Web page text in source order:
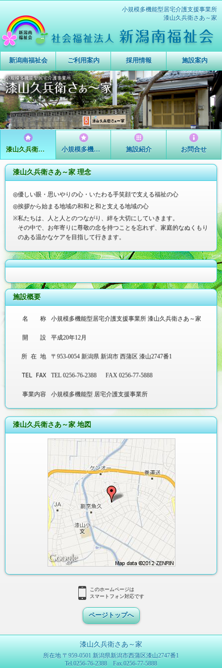
小規模多機能型居宅介護支援事業所
漆山久兵衛さあ～家
新潟南福祉会 ご利用案内 採用情報 施設案内
漆山久兵衛さあ～家トップ 小規模多機能とは 施設紹介 お問合せ
漆山久兵衛さあ～家 理念
◎優しい眼・思いやりの心・いたわる手笑顔で支える福祉の心
◎挨拶から始まる地域の和和と和と支える地域の心
※私たちは、人と人とのつながり、絆を大切にしていきます。
その中で、お年寄りに尊敬の念を持つことを忘れず、家庭的なぬくもり
のある温かなケアを目指して行きます。
施設概要
名 称 小規模多機能型居宅介護支援事業所 漆山久兵衛さあ～家
開 設 平成20年12月
所 在 地 〒953-0054 新潟県 新潟市 西蒲区 漆山2747番1
TEL FAX TEL 0256-76-2388 FAX 0256-77-5888
事業内容 小規模多機能型 居宅介護支援事業所
漆山久兵衛さあ～家 地図
このホームページは
スマートフォン対応です
ページトップへ
漆山久兵衛さあ～家
所在地 〒959-0501 新潟県新潟市西蒲区漆山2747番1
Tel.0256-76-2388 Fax.0256-77-5888
: PHP Startup: Use of mbstring.internal_encoding is
deprecated in